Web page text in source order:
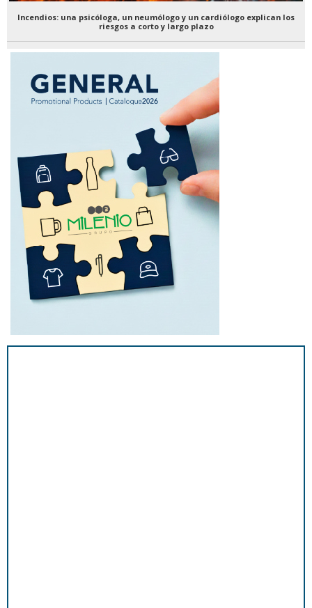
Incendios: una psicóloga, un neumólogo y un cardiólogo explican los
riesgos a corto y largo plazo